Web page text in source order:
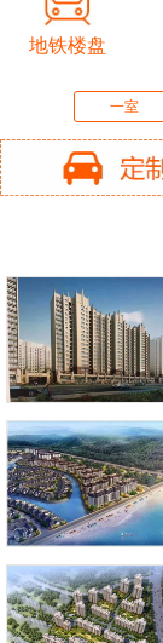
地铁楼盘
一室